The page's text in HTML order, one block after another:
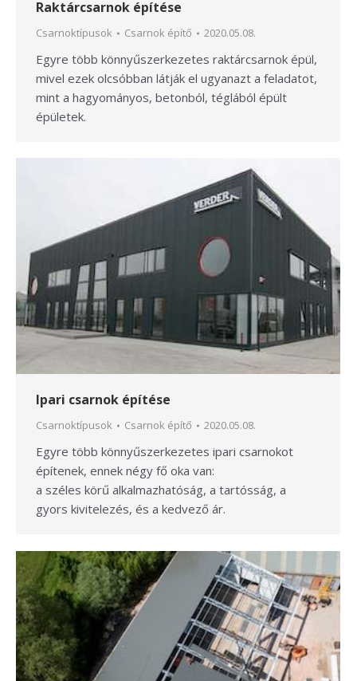
Raktárcsarnok építése
Csarnoktípusok Csarnok építő 2020.05.08.
Egyre több könnyűszerkezetes raktárcsarnok épül,
mivel ezek olcsóbban látják el ugyanazt a feladatot,
mint a hagyományos, betonból, téglából épült
épületek.
Ipari csarnok építése
Csarnoktípusok Csarnok építő 2020.05.08.
Egyre több könnyűszerkezetes ipari csarnokot
építenek, ennek négy fő oka van:
a széles körű alkalmazhatóság, a tartósság, a
gyors kivitelezés, és a kedvező ár.